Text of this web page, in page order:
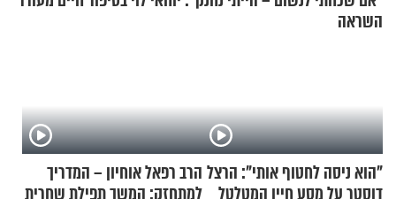
השראה
"הוא ניסה לחטוף אותי": הרצל הרב רפאל אוחיון – המדריך